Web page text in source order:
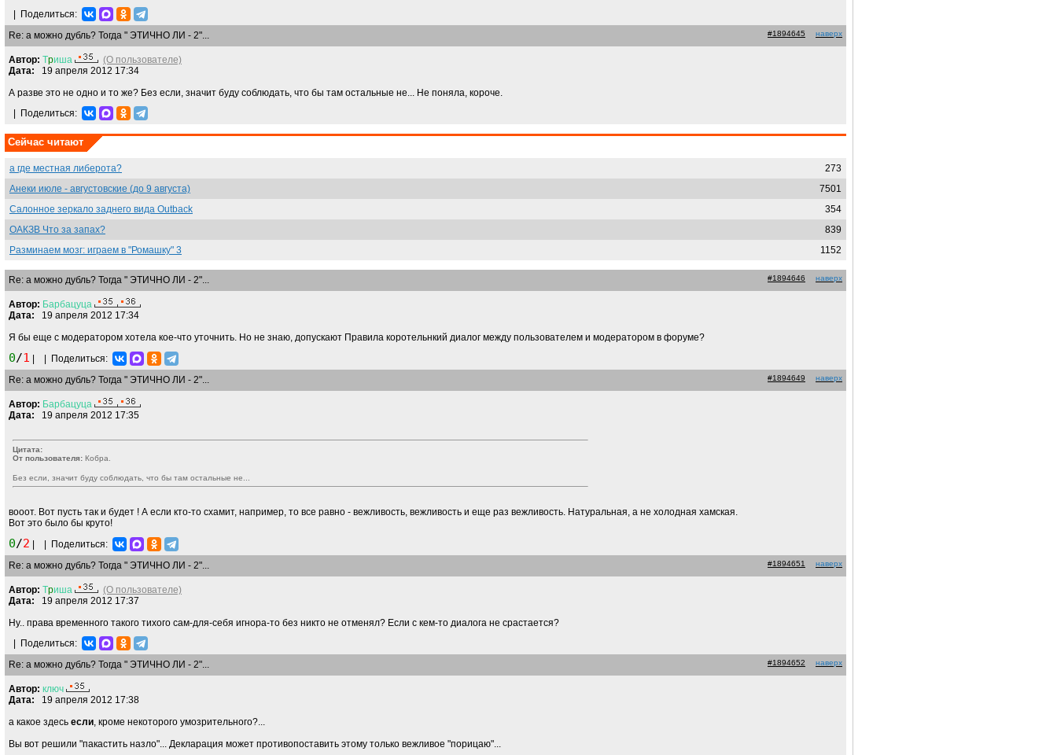
Поделиться:
Re: а можно дубль? Тогда " ЭТИЧНО ЛИ - 2"...
#1894645 наверх
Автор: Тpиша
(О пользователе)
Дата: 19 апреля 2012 17:34
А разве это не одно и то же? Без если, значит буду соблюдать, что бы там остальные не... Не поняла, короче.
Поделиться:
Сейчас читают
а где местная либерота?
273
Анеки июле - августовские (до 9 августа)
7501
Салонное зеркало заднего вида Outback
354
ОАКЗВ Что за запах?
839
Разминаем мозг: играем в "Ромашку" 3
1152
Re: а можно дубль? Тогда " ЭТИЧНО ЛИ - 2"... #1894646 наверх
Автор: Барбацуца
Дата: 19 апреля 2012 17:34
Я бы еще с модератором хотела кое-что уточнить. Но не знаю, допускают Правила коротельнкий диалог между пользователем и модератором в форуме?
0/1
Поделиться:
Re: а можно дубль? Тогда " ЭТИЧНО ЛИ - 2"...
#1894649 наверх
Автор: Барбацуца
Дата: 19 апреля 2012 17:35
Цитата:
От пользователя: Кобра.
Без если, значит буду соблюдать, что бы там остальные не...
вооот. Вот пусть так и будет ! А если кто-то схамит, например, то все равно - вежливость, вежливость и еще раз вежливость. Натуральная, а не холодная хамская.
Вот это было бы круто!
0/2
Поделиться:
Re: а можно дубль? Тогда " ЭТИЧНО ЛИ - 2"...
#1894651 наверх
Автор: Тpиша
(О пользователе)
Дата: 19 апреля 2012 17:37
Ну.. права временного такого тихого сам-для-себя игнора-то без никто не отменял? Если с кем-то диалога не срастается?
Поделиться:
Re: а можно дубль? Тогда " ЭТИЧНО ЛИ - 2"...
#1894652 наверх
Автор: ключ
Дата: 19 апреля 2012 17:38
а какое здесь если, кроме некоторого умозрительного?...
Вы вот решили "пакастить назло"... Декларация может противопоставить этому только вежливое "порицаю"...